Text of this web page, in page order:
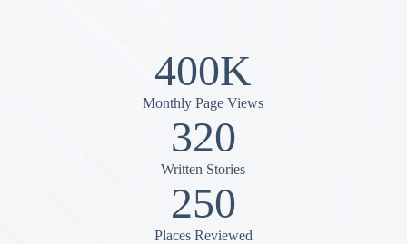
400K
Monthly Page Views
320
Written Stories
250
Places Reviewed